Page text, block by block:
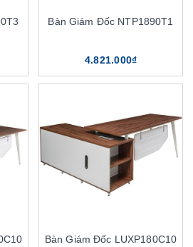
Bàn Giám Đốc NTP1890T1
4.821.000₫
Bàn Giám Đốc LUXP180C10